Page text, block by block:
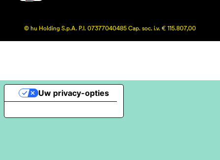
© hu Holding S.p.A. P.I. 07377040485 Cap. soc. i.v. € 115.807,00
Uw privacy-opties